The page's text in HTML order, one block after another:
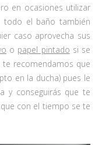
en ocasiones utilizar
todo el baño también
caso aprovecha sus
o papel pintado si se
recomendamos que
en la ducha) pues le
y conseguirás que te
con el tiempo se te